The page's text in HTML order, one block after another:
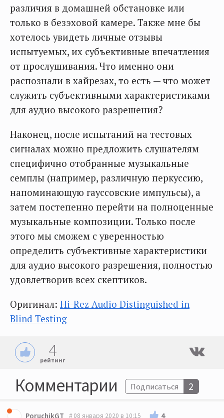
различия в домашней обстановке или
только в безэховой камере. Также мне бы
хотелось увидеть личные отзывы
испытуемых, их субъективные впечатления
от прослушивания. Что именно они
распознали в хайрезах, то есть — что может
служить субъективными характеристиками
для аудио высокого разрешения?
Наконец, после испытаний на тестовых
сигналах можно предложить слушателям
специфично отобранные музыкальные
семплы (например, различную перкуссию,
напоминающую гауссовские импульсы), а
затем постепенно перейти на полноценные
музыкальные композиции. Только после
этого мы сможем с уверенностью
определить субъективные характеристики
для аудио высокого разрешения, полностью
удовлетворив всех скептиков.
Оригинал: Hi-Rez Audio Distinguished in
Blind Testing
4
рейтинг
Комментарии Подписаться 2
PoruchikGT 08 января 2020 в 10:15 4